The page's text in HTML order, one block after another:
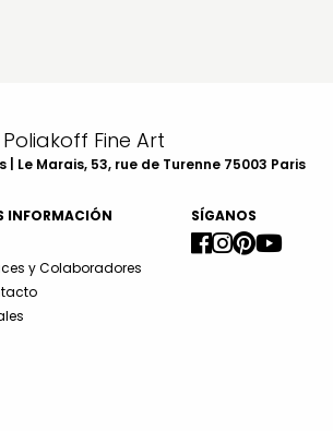
Fine Art
Le Marais, 53, rue de Turenne 75003 Paris
INFORMACIÓN
y Colaboradores
SÍGANOS